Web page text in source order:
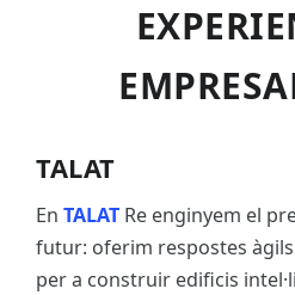
TALAT
En TALAT Re enginyem el
futur: oferim respostes
per a construir edificis